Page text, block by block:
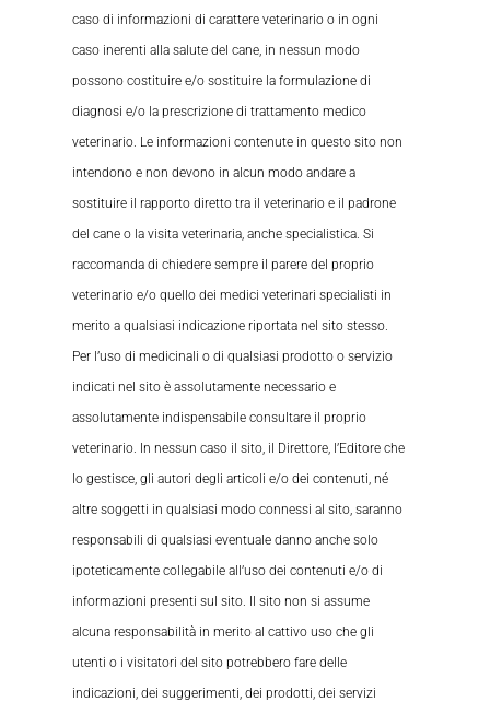
caso di informazioni di carattere veterinario o in ogni
caso inerenti alla salute del cane, in nessun modo
possono costituire e/o sostituire la formulazione di
diagnosi e/o la prescrizione di trattamento medico
veterinario. Le informazioni contenute in questo sito non
intendono e non devono in alcun modo andare a
sostituire il rapporto diretto tra il veterinario e il padrone
del cane o la visita veterinaria, anche specialistica. Si
raccomanda di chiedere sempre il parere del proprio
veterinario e/o quello dei medici veterinari specialisti in
merito a qualsiasi indicazione riportata nel sito stesso.
Per l’uso di medicinali o di qualsiasi prodotto o servizio
indicati nel sito è assolutamente necessario e
assolutamente indispensabile consultare il proprio
veterinario. In nessun caso il sito, il Direttore, l’Editore che
lo gestisce, gli autori degli articoli e/o dei contenuti, né
altre soggetti in qualsiasi modo connessi al sito, saranno
responsabili di qualsiasi eventuale danno anche solo
ipoteticamente collegabile all’uso dei contenuti e/o di
informazioni presenti sul sito. Il sito non si assume
alcuna responsabilità in merito al cattivo uso che gli
utenti o i visitatori del sito potrebbero fare delle
indicazioni, dei suggerimenti, dei prodotti, dei servizi